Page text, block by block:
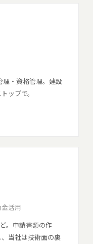
理・資格管理。建設
ップで。
活用
。申請書類の作
当社は技術面の裏